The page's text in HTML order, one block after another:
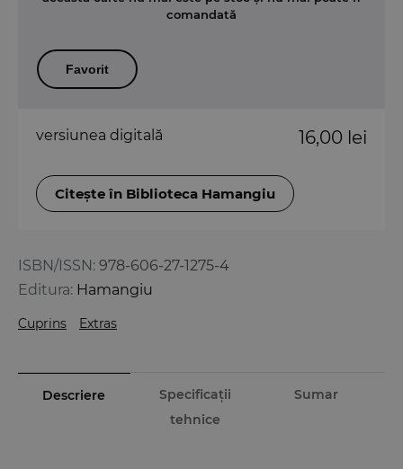
ISBN/ISSN: 978-606-27-1275-4
Editura: Hamangiu
Cuprins Extras
comandată
Favorit
versiunea digitală 16,00 lei
Citește în Biblioteca Hamangiu
Descriere
Specificații
tehnice
Sumar